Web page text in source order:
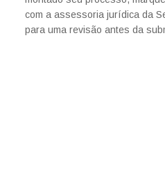
com a assessoria jurídica da
para uma revisão antes da